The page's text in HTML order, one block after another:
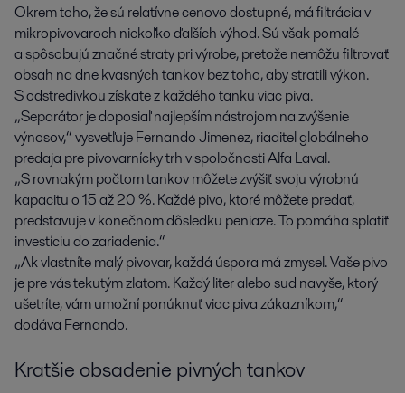
Okrem toho, že sú relatívne cenovo dostupné, má filtrácia v
mikropivovaroch niekoľko ďalších výhod. Sú však pomalé
a spôsobujú značné straty pri výrobe, pretože nemôžu filtrovať
obsah na dne kvasných tankov bez toho, aby stratili výkon.
S odstredivkou získate z každého tanku viac piva.
„Separátor je doposiaľ najlepším nástrojom na zvýšenie
výnosov,“ vysvetľuje Fernando Jimenez, riaditeľ globálneho
predaja pre pivovarnícky trh v spoločnosti Alfa Laval.
„S rovnakým počtom tankov môžete zvýšiť svoju výrobnú
kapacitu o 15 až 20 %. Každé pivo, ktoré môžete predať,
predstavuje v konečnom dôsledku peniaze. To pomáha splatiť
investíciu do zariadenia.“
„Ak vlastníte malý pivovar, každá úspora má zmysel. Vaše pivo
je pre vás tekutým zlatom. Každý liter alebo sud navyše, ktorý
ušetríte, vám umožní ponúknuť viac piva zákazníkom,“
dodáva Fernando.
Kratšie obsadenie pivných tankov